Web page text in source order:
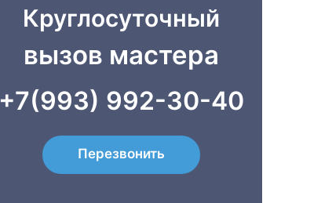
Круглосуточный
вызов мастера
+7(993) 992-30-40
Перезвонить